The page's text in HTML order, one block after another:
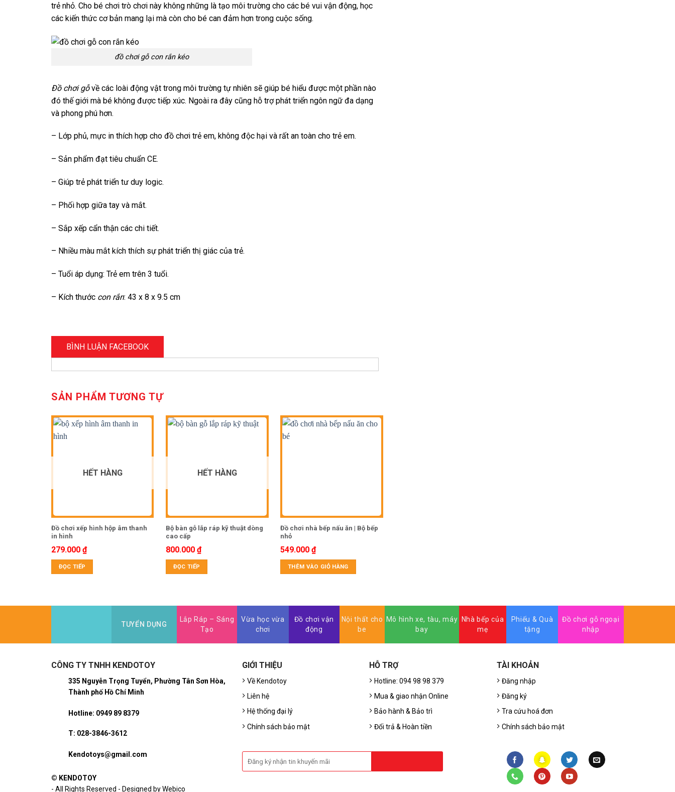
trẻ nhỏ. Cho bé chơi trò chơi này không những là tạo môi trường cho các bé vui vận động, học
các kiến thức cơ bản mang lại mà còn cho bé can đảm hơn trong cuộc sống.
đồ chơi gỗ con rắn kéo
Đồ chơi gỗvề các loài động vật trong môi trường tự nhiên sẽ giúp bé hiểu được một phần nào
đó thế giới mà bé không được tiếp xúc. Ngoài ra đây cũng hỗ trợ phát triển ngôn ngữ đa dạng
và phong phú hơn.
– Lớp phủ, mực in thích hợp cho đồ chơi trẻ em, không độc hại và rất an toàn cho trẻ em.
– Sản phẩm đạt tiêu chuẩn CE.
– Giúp trẻ phát triển tư duy logic.
– Phối hợp giữa tay và mắt.
– Sắp xếp cẩn thận các chi tiết.
– Nhiều màu mắt kích thích sự phát triển thị giác của trẻ.
– Tuổi áp dụng: Trẻ em trên 3 tuổi.
– Kích thước con rắn: 43 x 8 x 9.5 cm
BÌNH LUẬN FACEBOOK
SẢN PHẨM TƯƠNG TỰ
HẾT HÀNG
Đồ chơi xếp hình hộp âm thanh
in hình
279.000 ₫
ĐỌC TIẾP
HẾT HÀNG
Bộ bàn gỗ lắp ráp kỹ thuật dòng
cao cấp
800.000 ₫
ĐỌC TIẾP
Đồ chơi nhà bếp nấu ăn | Bộ bếp
nhỏ
549.000₫
THÊM VÀO GIỎ HÀNG
TUYỂN DỤNG
Lắp Ráp – Sáng
Tạo
Vừa học vừa
chơi
Đồ chơi vận
động
Nội thất cho
be
Mô hình xe, tàu, máy
bay
Nhà bếp của
mẹ
Phiếu & Quà
tặng
Đồ chơi gỗ ngoại
nhập
CÔNG TY TNHH KENDOTOY
335 Nguyễn Trọng Tuyển, Phường Tân Sơn Hòa,
Thành phố Hồ Chí Minh
Hotline: 0949 89 8379
T: 028-3846-3612
Kendotoys@gmail.com
© KENDOTOY
- All Rights Reserved - Designed by Webico
GIỚI THIỆU
Về Kendotoy
Liên hệ
Hệ thống đại lý
Chính sách bảo mật
HỖ TRỢ
Hotline: 094 98 98 379
Mua & giao nhận Online
Bảo hành & Bảo trì
Đổi trả & Hoàn tiền
TÀI KHOẢN
Đăng nhập
Đăng ký
Tra cứu hoá đơn
Chính sách bảo mật